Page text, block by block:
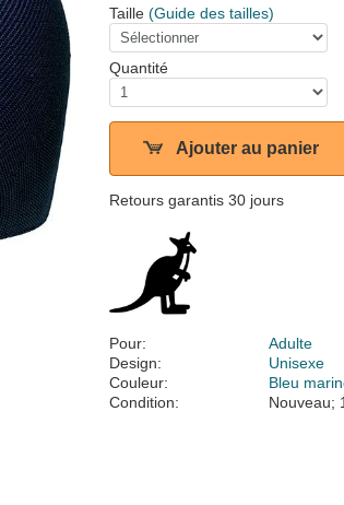
Taille (Guide des tailles)
Quantité
Ajouter au panier
Retours garantis 30 jours
Pour:
Adulte
Design:
Unisexe
Couleur:
Bleu
Condition:
Nouveau;